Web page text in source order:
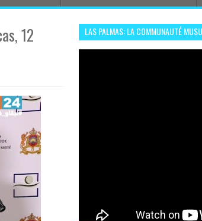
12
LAS PALMAS: LA COMMUNAUTÉ